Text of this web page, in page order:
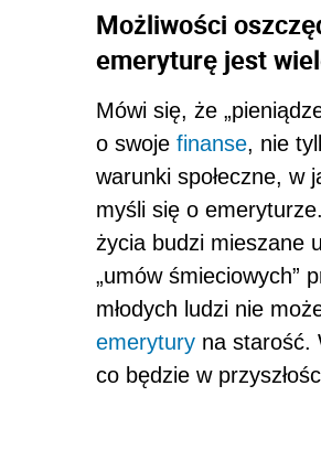
Możliwości
emeryturę jest
Mówi się, że
o swoje finanse, nie
warunki społeczne, w
myśli się o
życia budzi mieszane
„umów śmieciowych”
młodych ludzi nie
emerytury na starość.
co będzie w